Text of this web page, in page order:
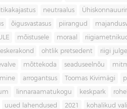
neutraalus
õigusvastasus piirangud
mõistusele moraal
ohtlik pretsedent riigi
mõttekoda seaduseelnõu
arrogantsus Toomas Kivimägi
linnaraamatukogu keskpark
uued lahendused 2021 kohalikud